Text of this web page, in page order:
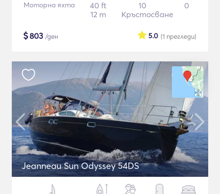
Моторна яхта
40 ft
12 m
10
Кръстосване
0
$803 /ден (1 прегледи)
5.0
Jeanneau Sun Odyssey 54DS